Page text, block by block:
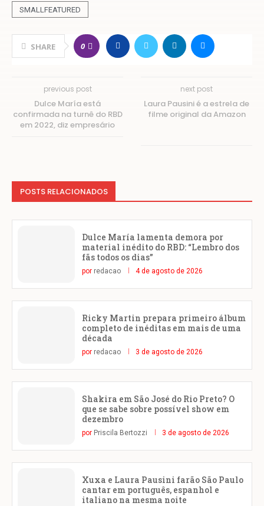
SMALLFEATURED
SHARE 0
previous post
Dulce María está
confirmada na turnê do RBD
em 2022, diz empresário
next post
Laura Pausini é a estrela de
filme original da Amazon
POSTS RELACIONADOS
Dulce María lamenta demora por
material inédito do RBD: “Lembro dos
fãs todos os dias”
por redacao 4 de agosto de 2026
Ricky Martin prepara primeiro álbum
completo de inéditas em mais de uma
década
por redacao 3 de agosto de 2026
Shakira em São José do Rio Preto? O
que se sabe sobre possível show em
dezembro
por Priscila Bertozzi 3 de agosto de 2026
Xuxa e Laura Pausini farão São Paulo
cantar em português, espanhol e
italiano na mesma noite